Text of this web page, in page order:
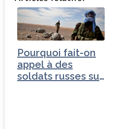
Pourquoi fait-on
appel à des
soldats russes sur